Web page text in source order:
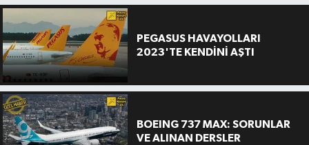
PEGASUS HAVAYOLLARI
2023'TE KENDİNİ AŞTI
BOEING 737 MAX: SORUNLAR
VE ALINAN DERSLER